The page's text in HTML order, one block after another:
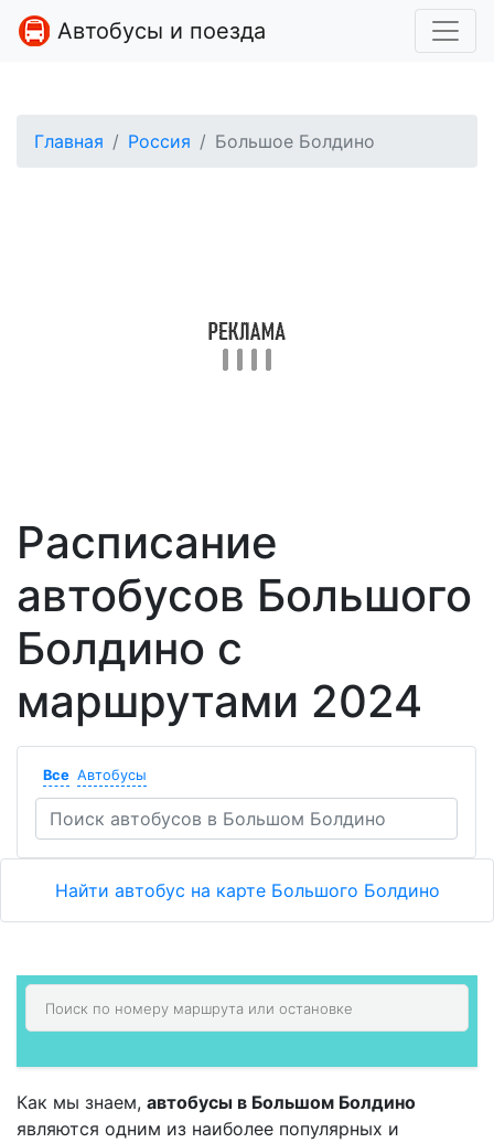
Автобусы и поезда
Главная Россия Большое Болдино
Расписание
автобусов Большого
Болдино с
маршрутами 2024
Все Автобусы
Найти автобус на карте Большого Болдино
Как мы знаем, автобусы в Большом Болдино
являются одним из наиболее популярных и